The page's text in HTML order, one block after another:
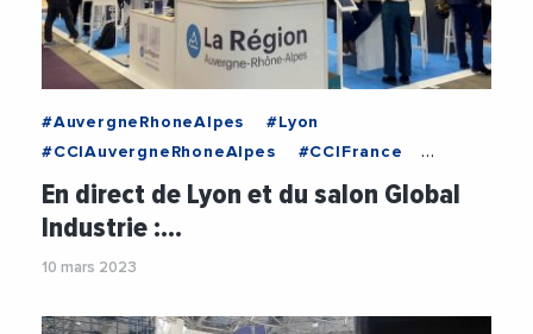
#AuvergneRhoneAlpes
#Lyon
#CCIAuvergneRhoneAlpes
#CCIFrance
#CCIHauteSavoie
#Industrie
#LaurentWauquiez
#PhilippeGuerand
#RegionAuvergneRhoneAlpes
En direct de Lyon et du salon Global
Industrie :…
10 mars 2023